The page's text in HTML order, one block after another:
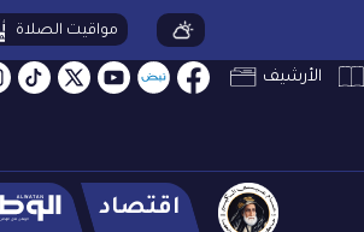
مواقيت الصلاة
الأرشيف
اقتصاد